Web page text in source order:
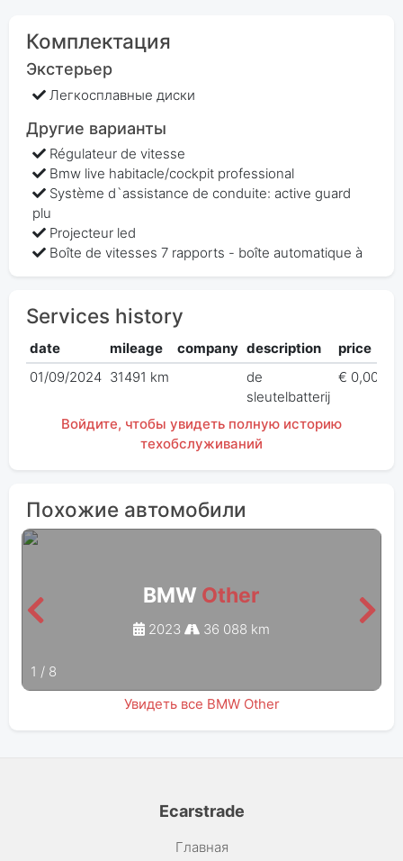
Комплектация
Экстерьер
Легкосплавные диски
Другие варианты
Régulateur de vitesse
Bmw live habitacle/cockpit professional
Système d`assistance de conduite: active guard
plu
Projecteur led
Boîte de vitesses 7 rapports - boîte automatique à
Services history
date mileage company description
price
01/09/2024 31491 km
de
sleutelbatterij
€ 0,00
Войдите, чтобы увидеть полную историю
техобслуживаний
Похожие автомобили
BMW Other
2023 36 088 km
1 / 8
Увидеть все BMW Other
Ecarstrade
Главная